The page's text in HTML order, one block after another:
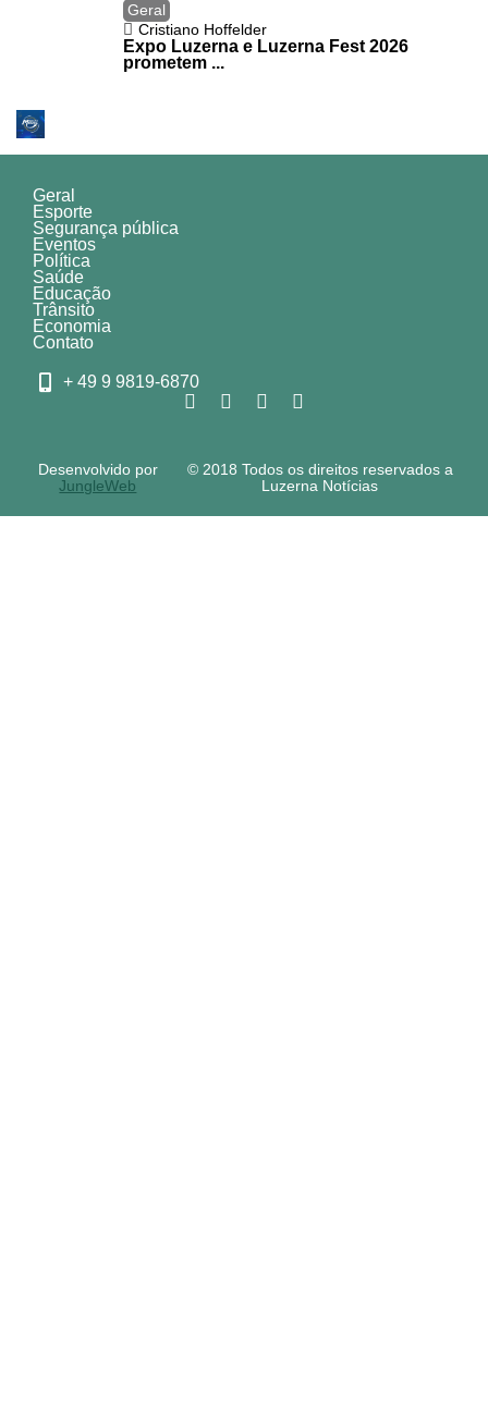
Geral
Cristiano Hoffelder
Expo Luzerna e Luzerna Fest 2026
prometem ...
Geral
Esporte
Segurança pública
Eventos
Política
Saúde
Educação
Trânsito
Economia
Contato
+ 49 9 9819-6870
© 2018 Todos os direitos reservados a
Luzerna Notícias
Desenvolvido por
JungleWeb